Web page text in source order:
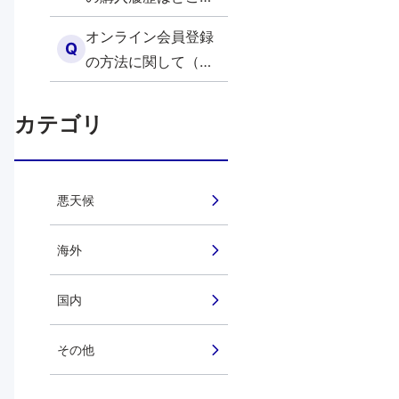
外）
確認できますか？
（海外）
Q
オンライン会員登録
の方法に関して（海
外）
カテゴリ
悪天候
海外
国内
その他